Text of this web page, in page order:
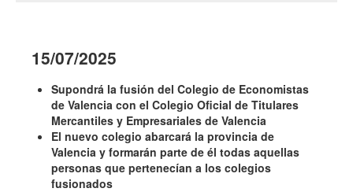
Contacto
15/07/2025
Supondrá la fusión del Colegio de Economistas
de Valencia con el Colegio Oficial de Titulares
Mercantiles y Empresariales de Valencia
El nuevo colegio abarcará la provincia de
Valencia y formarán parte de él todas aquellas
personas que pertenecían a los colegios
fusionados